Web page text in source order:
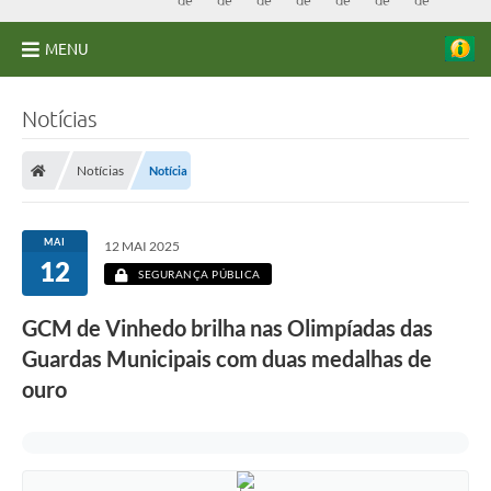
MENU
Licitações
Transparência
Concursos e Processos Seletivos
Inclusão e Acessibilidade
Notícias
Notícias Notícia
MAI
12
12 MAI 2025
SEGURANÇA PÚBLICA
GCM de Vinhedo brilha nas Olimpíadas das
Guardas Municipais com duas medalhas de
ouro